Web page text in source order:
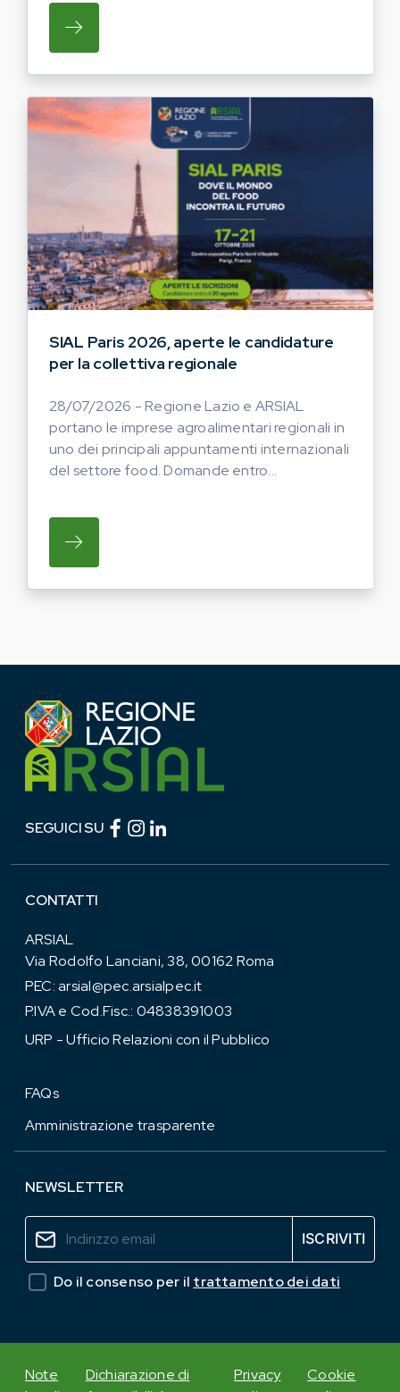
SU REGIONE LAZIO E ARSIAL INVITANO
SIAL Paris 2026, aperte le candidature
per la collettiva regionale
28/07/2026 - Regione Lazio e ARSIAL
portano le imprese agroalimentari regionali in
uno dei principali appuntamenti internazionali
del settore food. Domande entro...
SU REGIONE LAZIO E ARSIAL PORTANO
SEGUICI SU Facebook (link esterno)
Instagram (link esterno)
CONTATTI
ARSIAL
Via Rodolfo Lanciani, 38, 00162 Roma
PEC:arsial@pec.arsialpec.it
P.IVA e Cod.Fisc.: 04838391003
URP - Ufficio Relazioni con il Pubblico
FAQs
Amministrazione trasparente
NEWSLETTER
Do il consenso per il trattamento dei dati
Note
Dichiarazione di
Privacy
Cookie